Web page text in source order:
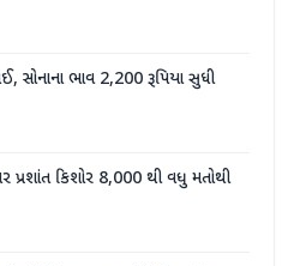
સોનાના ભાવ 2,200 રૂપિયા સુધી
પ્રશાંત કિશોર 8,000 થી વધુ મતોથી